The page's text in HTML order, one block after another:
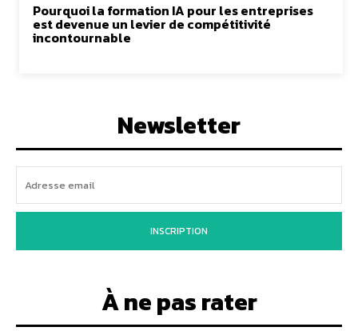
Pourquoi la formation IA pour les entreprises
est devenue un levier de compétitivité
incontournable
Newsletter
INSCRIPTION
À ne pas rater